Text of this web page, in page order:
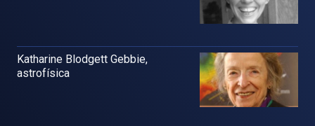
Katharine Blodgett Gebbie,
astrofísica